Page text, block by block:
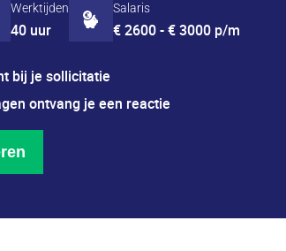
Werktijden
40 uur
Salaris
€ 2600 - € 3000 p/m
bij je sollicitatie
ontvang je een reactie